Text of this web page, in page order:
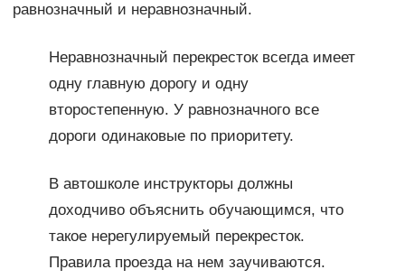
равнозначный и неравнозначный.
Неравнозначный перекресток всегда имеет
одну главную дорогу и одну
второстепенную. У равнозначного все
дороги одинаковые по приоритету.
В автошколе инструкторы должны
доходчиво объяснить обучающимся, что
такое нерегулируемый перекресток.
Правила проезда на нем заучиваются.